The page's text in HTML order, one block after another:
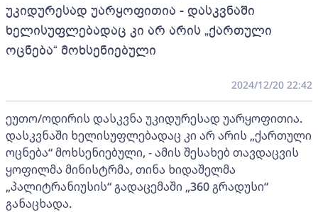
უკიდურესად უარყოფითია - დასკვნაში
ხელისუფლებადაც კი არ არის „ქართული
ოცნება“ მოხსენიებული
2024/12/20 22:42
ეუთო/ოდირის დასკვნა უკიდურესად უარყოფითია.
დასკვნაში ხელისუფლებადაც კი არ არის „ქართული
ოცნება“ მოხსენიებული, - ამის შესახებ თავდაცვის
ყოფილმა მინისტრმა, თინა ხიდაშელმა
„პალიტრანიუსის“ გადაცემაში „360 გრადუსი“
განაცხადა.